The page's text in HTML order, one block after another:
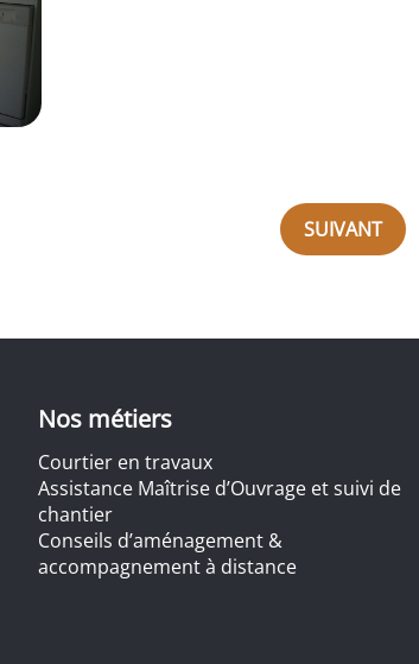
SUIVANT
Nos métiers
Courtier en travaux
Assistance Maîtrise d’Ouvrage et suivi de
chantier
Conseils d’aménagement &
accompagnement à distance